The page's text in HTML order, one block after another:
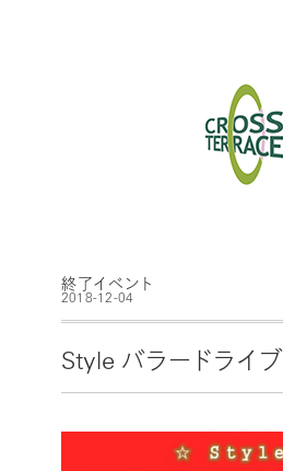
終了イベント
2018-12-04
Style バラードライブ